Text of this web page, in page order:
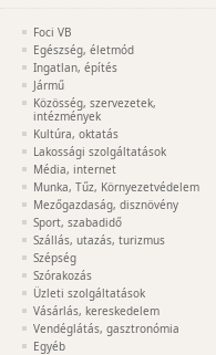
Foci VB
Egészség, életmód
Ingatlan, építés
Jármű
Közösség, szervezetek,
intézmények
Kultúra, oktatás
Lakossági szolgáltatások
Média, internet
Munka, Tűz, Környezetvédelem
Mezőgazdaság, disznövény
Sport, szabadidő
Szállás, utazás, turizmus
Szépség
Szórakozás
Üzleti szolgáltatások
Vásárlás, kereskedelem
Vendéglátás, gasztronómia
Egyéb